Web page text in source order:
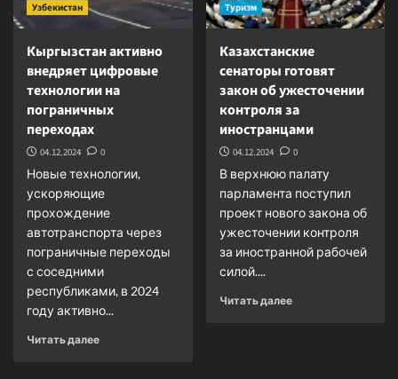
Узбекистан
Кыргызстан активно
внедряет цифровые
технологии на
пограничных
переходах
04.12.2024 0
Новые технологии,
ускоряющие
прохождение
автотранспорта через
пограничные переходы
с соседними
республиками, в 2024
году активно...
Читать далееПрочитать
Туризм
Казахстанские
сенаторы готовят
закон об ужесточении
контроля за
иностранцами
04.12.2024 0
В верхнюю палату
парламента поступил
проект нового закона об
ужесточении контроля
за иностранной рабочей
силой....
Читать далееПрочитать